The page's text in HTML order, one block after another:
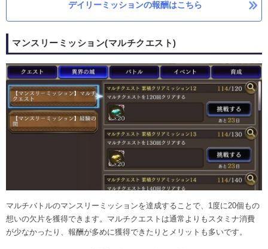
デイリーミッションの報酬はこちら
マンスリーミッション(マルチクエスト)
マルチバトルのマンスリーミッションを達成することで、1度に20個もの
想いの欠片を獲得できます。マルチクエストは通常よりもスタミナ消費
が少なかったり、報酬が多めに獲得できたりとメリットも多いです。